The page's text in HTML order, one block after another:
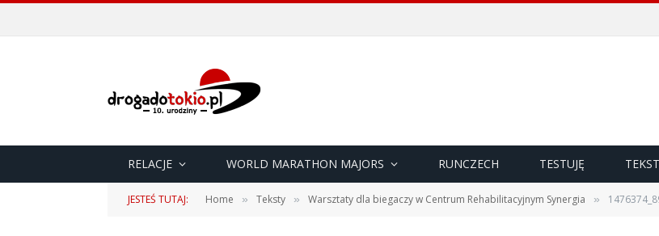
RELACJE WORLD MARATHON MAJORS RUNCZECH TESTUJĘ
JESTEŚ TUTAJ: Home » Teksty » Warsztaty dla biegaczy w Centrum Rehabilitacyjnym Synergia »